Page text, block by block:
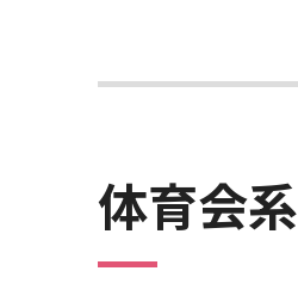
体育会系